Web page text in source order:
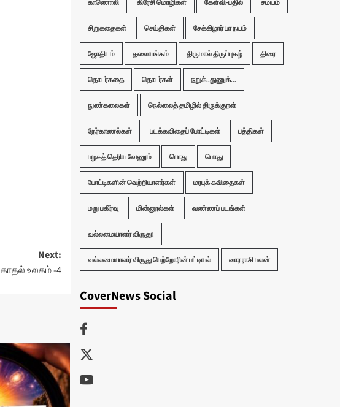
Next:
காதல் உலகம் -4
காணொலி கிரேசி மொழிகள் கேள்வி-பதில் சமயம்
சிறுகதைகள் செய்திகள் சேக்கிழார் பா நயம்
ஜோதிடம் தலையங்கம் திருமால் திருப்புகழ் திரை
தொடர்கதை தொடர்கள் நறுக்..துணுக்...
நுண்கலைகள் நெல்லைத் தமிழில் திருக்குறள்
நேர்காணல்கள் படக்கவிதைப் போட்டிகள் பத்திகள்
பழகத் தெரிய வேணும் பொது பொது
போட்டிகளின் வெற்றியாளர்கள் மரபுக் கவிதைகள்
மறு பகிர்வு மின்னூல்கள் வண்ணப் படங்கள்
வல்லமையாளர் விருது!
வல்லமையாளர் விருது பெற்றோரின் பட்டியல் வார ராசி பலன்
CoverNews Social
Facebook
Twitter
Youtube